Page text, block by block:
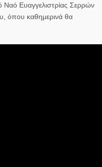
Ναό Ευαγγελιστρίας Σερρών
όπου καθημερινά θα